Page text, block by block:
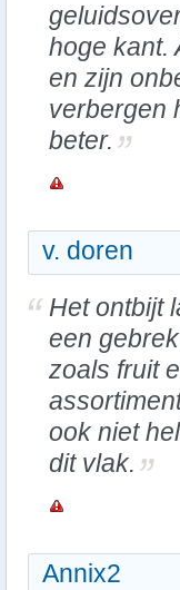
hoge kant.
en zijn
verbergen
beter.
v. doren
Het ontbijt
een
zoals fruit
ook niet
dit vlak.
Annix2